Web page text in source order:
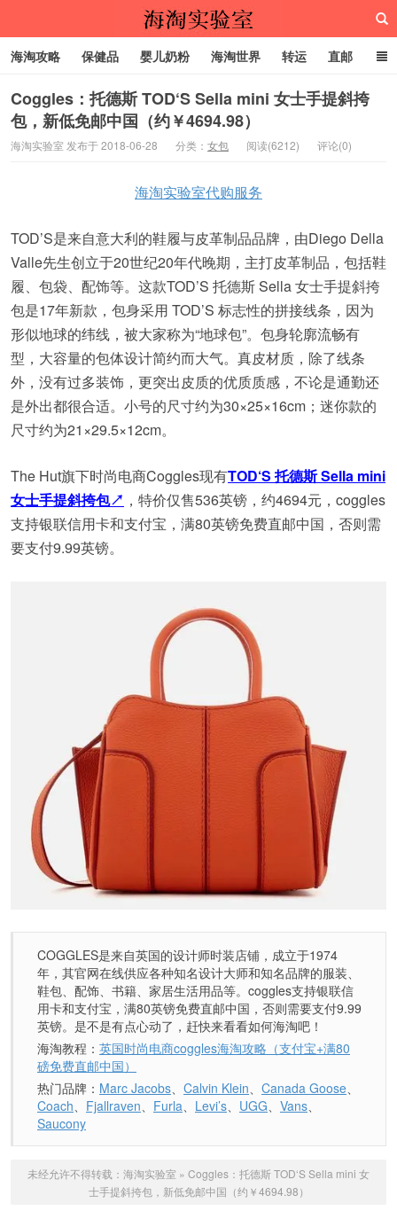
海淘实验室
海淘攻略 保健品 婴儿奶粉 海淘世界 转运 直邮
代购服务
Coggles：托德斯 TOD‘S Sella mini 女士手提斜挎
包，新低免邮中国（约￥4694.98）
海淘实验室 发布于 2018-06-28 分类： 女包 阅读(6212) 评论(0)
海淘实验室代购服务
TOD’S是来自意大利的鞋履与皮革制品品牌，由Diego Della
Valle先生创立于20世纪20年代晚期，主打皮革制品，包括鞋
履、包袋、配饰等。这款TOD’S 托德斯 Sella 女士手提斜挎
包是17年新款，包身采用 TOD’S 标志性的拼接线条，因为
形似地球的纬线，被大家称为“地球包”。包身轮廓流畅有
型，大容量的包体设计简约而大气。真皮材质，除了线条
外，没有过多装饰，更突出皮质的优质质感，不论是通勤还
是外出都很合适。小号的尺寸约为30×25×16cm；迷你款的
尺寸约为21×29.5×12cm。
The Hut旗下时尚电商Coggles现有TOD‘S 托德斯 Sella mini
女士手提斜挎包↗ ，特价仅售536英镑，约4694元，coggles
支持银联信用卡和支付宝，满80英镑免费直邮中国，否则需
要支付9.99英镑。
COGGLES是来自英国的设计师时装店铺，成立于1974
年，其官网在线供应各种知名设计大师和知名品牌的服装、
鞋包、配饰、书籍、家居生活用品等。coggles支持银联信
用卡和支付宝，满80英镑免费直邮中国，否则需要支付9.99
英镑。是不是有点心动了，赶快来看看如何海淘吧！
海淘教程： 英国时尚电商coggles海淘攻略（支付宝+满80
磅免费直邮中国）
热门品牌： Marc Jacobs、 Calvin Klein、 Canada Goose、
Coach、 Fjallraven、 Furla、 Levi’s、 UGG、 Vans、
Saucony
未经允许不得转载： 海淘实验室 » Coggles：托德斯 TOD‘S Sella mini 女
士手提斜挎包，新低免邮中国（约￥4694.98）